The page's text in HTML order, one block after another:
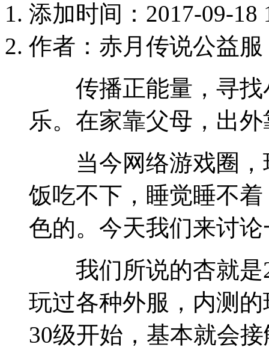
添加时间：2017-09-18
作者：赤月传说公益服
传播正能量，寻找
乐。在家靠父母，出
当今网络游戏圈，
饭吃不下，睡觉睡不
色的。今天我们来讨
我们所说的杏就是2
玩过各种外服，内测
30级开始，基本就会